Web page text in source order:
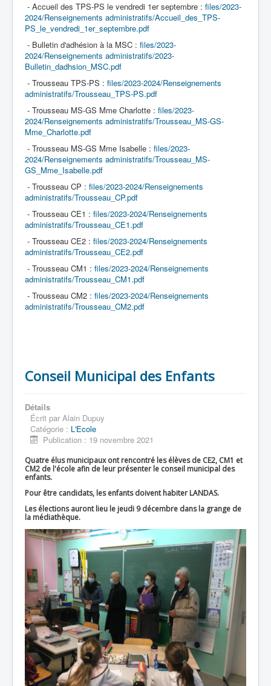
- Accueil des TPS-PS le vendredi 1er septembre : files/2023-
2024/Renseignements administratifs/Accueil_des_TPS-
PS_le_vendredi_1er_septembre.pdf
- Bulletin d'adhésion à la MSC : files/2023-
2024/Renseignements administratifs/2023-
Bulletin_dadhsion_MSC.pdf
- Trousseau TPS-PS : files/2023-2024/Renseignements
administratifs/Trousseau_TPS-PS.pdf
- Trousseau MS-GS Mme Charlotte : files/2023-
2024/Renseignements administratifs/Trousseau_MS-GS-
Mme_Charlotte.pdf
- Trousseau MS-GS Mme Isabelle : files/2023-
2024/Renseignements administratifs/Trousseau_MS-
GS_Mme_Isabelle.pdf
- Trousseau CP : files/2023-2024/Renseignements
administratifs/Trousseau_CP.pdf
- Trousseau CE1 : files/2023-2024/Renseignements
administratifs/Trousseau_CE1.pdf
- Trousseau CE2 : files/2023-2024/Renseignements
administratifs/Trousseau_CE2.pdf
- Trousseau CM1 : files/2023-2024/Renseignements
administratifs/Trousseau_CM1.pdf
- Trousseau CM2 : files/2023-2024/Renseignements
administratifs/Trousseau_CM2.pdf
Conseil Municipal des Enfants
Détails
Écrit par Alain Dupuy
Catégorie : L'Ecole
Publication : 19 novembre 2021
Quatre élus municipaux ont rencontré les élèves de CE2, CM1 et
CM2 de l'école afin de leur présenter le conseil municipal des
enfants.
Pour être candidats, les enfants doivent habiter LANDAS.
Les élections auront lieu le jeudi 9 décembre dans la grange de
la médiathèque.